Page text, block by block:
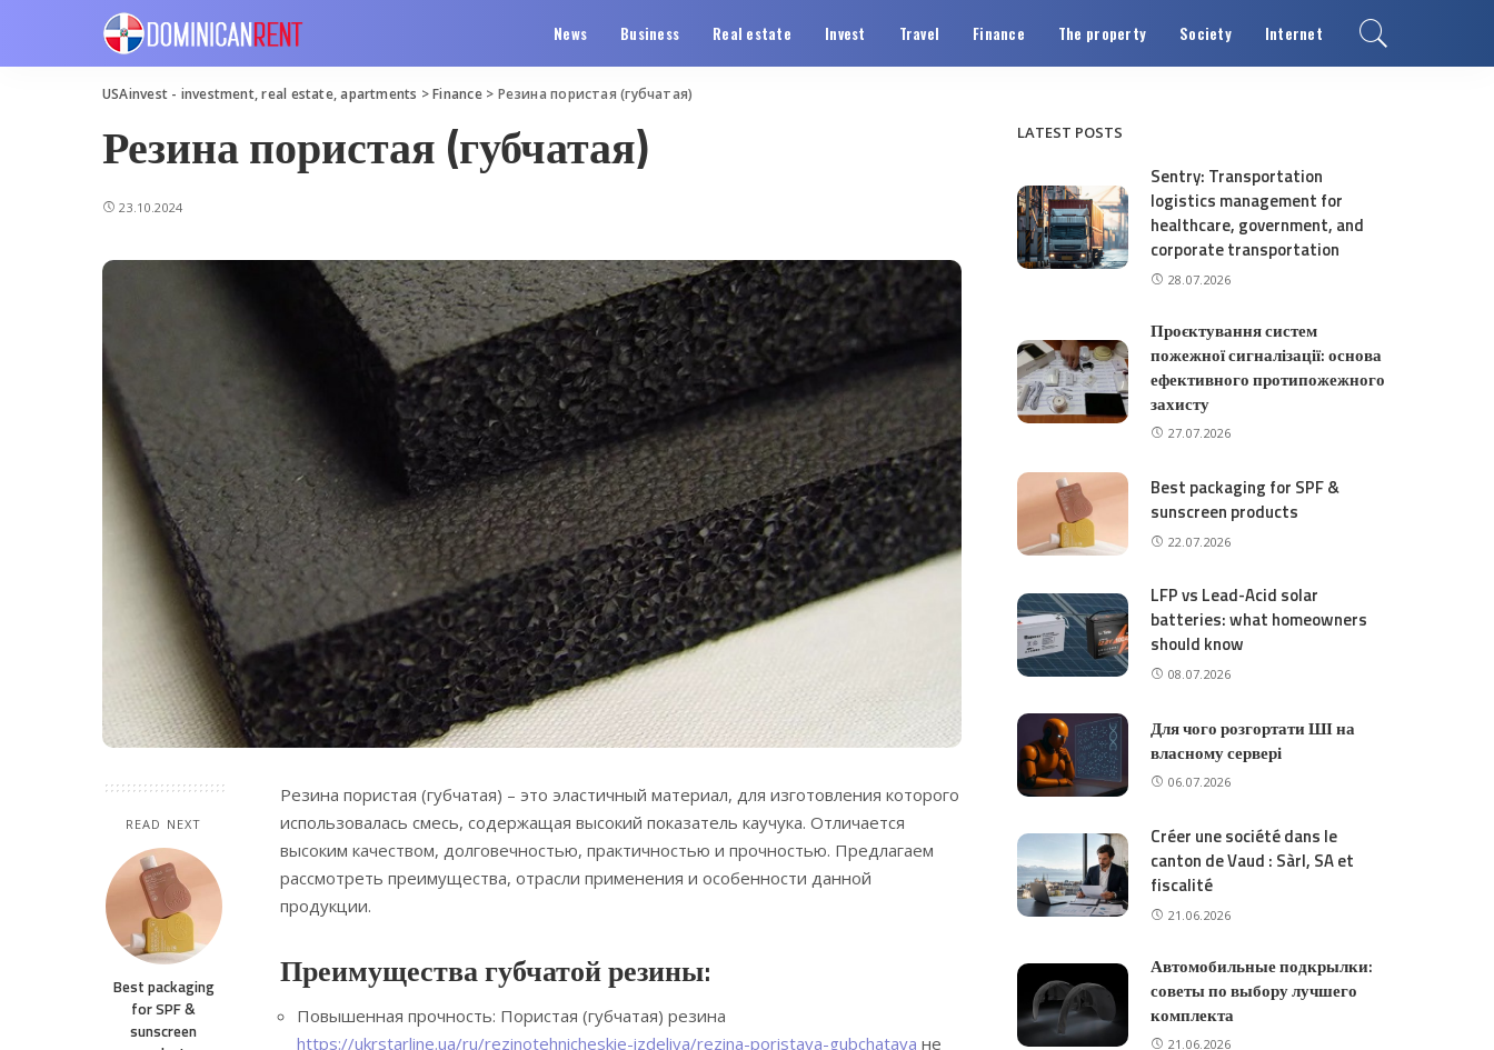
News Business Real estate Invest Travel Finance The property Society Internet
USAinvest - investment, real estate, apartments >Finance> Резина пористая (губчатая)
Резина пористая (губчатая)
23.10.2024
READ NEXT
Best packaging
for SPF &
sunscreen
Резина пористая (губчатая) – это эластичный материал, для изготовления которого
использовалась смесь, содержащая высокий показатель каучука. Отличается
высоким качеством, долговечностью, практичностью и прочностью. Предлагаем
рассмотреть преимущества, отрасли применения и особенности данной
продукции.
Преимущества губчатой резины:
Повышенная прочность: Пористая (губчатая) резина
https://ukrstarline.ua/ru/rezinotehnicheskie-izdeliya/rezina-poristaya-gubchataya не
LATEST POSTS
Sentry: Transportation
logistics management for
healthcare, government, and
corporate transportation
28.07.2026
Проєктування систем
пожежної сигналізації: основа
ефективного протипожежного
захисту
27.07.2026
Best packaging for SPF &
sunscreen products
22.07.2026
LFP vs Lead-Acid solar
batteries: what homeowners
should know
08.07.2026
Для чого розгортати ШІ на
власному сервері
06.07.2026
Créer une société dans le
canton de Vaud : Sàrl, SA et
fiscalité
21.06.2026
Автомобильные подкрылки:
советы по выбору лучшего
комплекта
21.06.2026